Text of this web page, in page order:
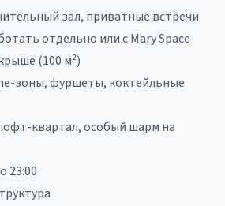
зал, приватные встречи
отдельно или с Mary Space
(100 м²)
зоны, фуршеты, коктейльные
квартал, особый шарм на
23:00